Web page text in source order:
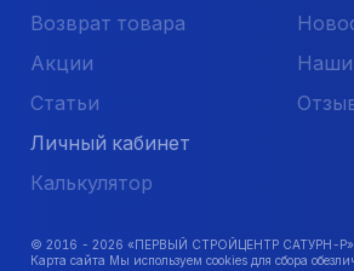
Возврат товара
Акции
Статьи
Личный кабинет
Калькулятор
Наши
© 2016 - 2026 «ПЕРВЫЙ СТРОЙЦЕНТР САТУРН-Р»
Карта сайта Мы используем cookies для сбора